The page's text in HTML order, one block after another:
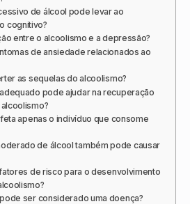
de álcool pode levar ao
cognitivo?
entre o alcoolismo e a depressão?
de ansiedade relacionados ao
as sequelas do alcoolismo?
pode ajudar na recuperação
apenas o indivíduo que consome
de álcool também pode causar
de risco para o desenvolvimento
ser considerado uma doença?